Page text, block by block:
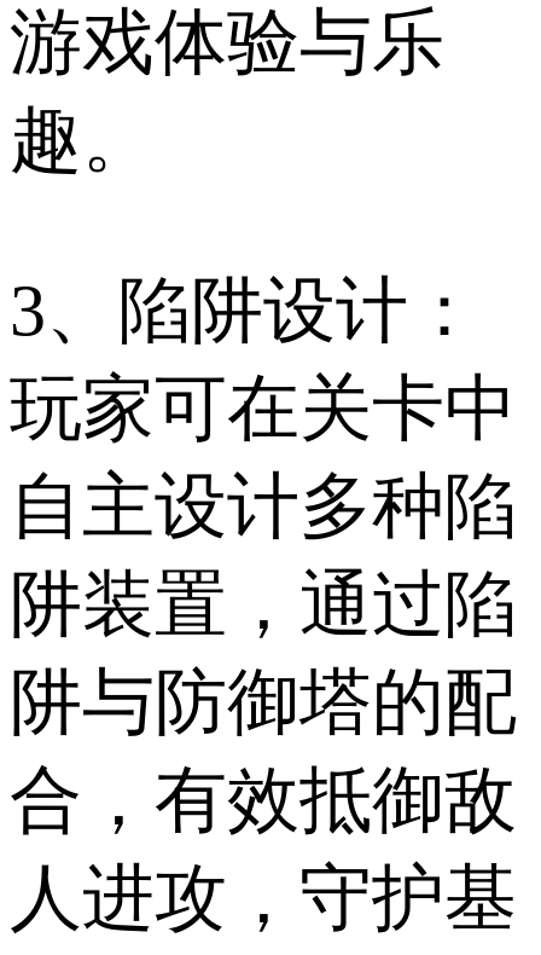
游戏体验与乐
趣。
3、陷阱设计：
玩家可在关卡中
自主设计多种陷
阱装置，通过陷
阱与防御塔的配
合，有效抵御敌
人进攻，守护基